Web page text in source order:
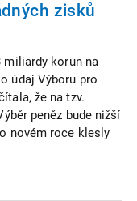
zisků
miliardy korun na
údaj Výboru pro
že na tzv.
peněz bude nižší
novém roce klesly